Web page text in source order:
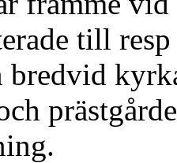
till
bredvid